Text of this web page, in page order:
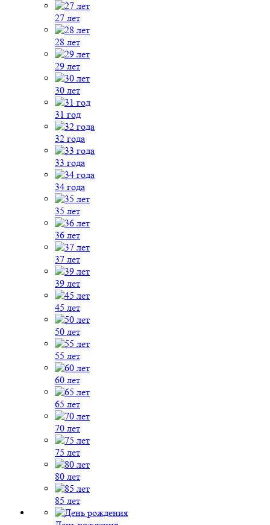
27 лет
28 лет
29 лет
30 лет
31 год
32 года
33 года
34 года
35 лет
36 лет
37 лет
39 лет
45 лет
50 лет
55 лет
60 лет
65 лет
70 лет
75 лет
80 лет
85 лет